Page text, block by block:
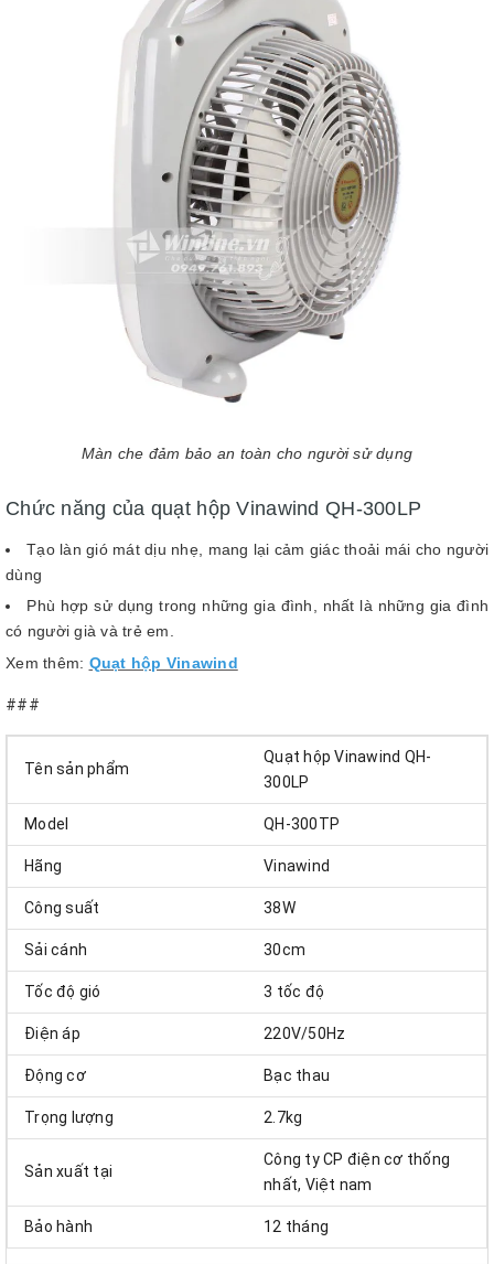
Màn che đảm bảo an toàn cho người sử dụng
Chức năng của quạt hộp Vinawind QH-300LP
Tạo làn gió mát dịu nhẹ, mang lại cảm giác thoải mái cho người
dùng
Phù hợp sử dụng trong những gia đình, nhất là những gia đình
có người già và trẻ em.
Xem thêm: Quạt hộp Vinawind
###
Tên sản phẩm
Quạt hộp Vinawind QH-
300LP
Model QH-300TP
Hãng Vinawind
Công suất 38W
Sải cánh 30cm
Tốc độ gió 3 tốc độ
Điện áp 220V/50Hz
Động cơ Bạc thau
Trọng lượng 2.7kg
Sản xuất tại
Công ty CP điện cơ thống
nhất, Việt nam
Bảo hành 12 tháng